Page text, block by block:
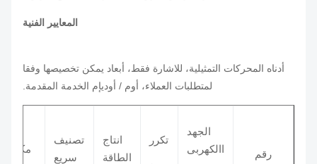
المعايير الفنية
أدناه المحركات التمثيلية، للاشارة فقط، أبعاد يمكن تخصيصها وفقا
لمتطلبات العملاء، أوم / أوديإم الخدمة المقدمة.
الجهد
االكهربى
تكرر
الطاقة
تصنيف
مكثف